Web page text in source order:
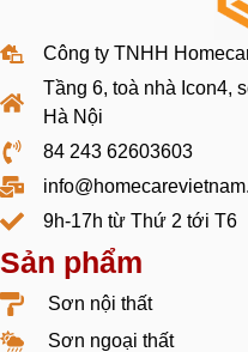
Công ty TNHH
Tầng 6, toà nhà Icon4,
Hà Nội
84 243 62603603
9h-17h từ Thứ 2 tới T6
Sản phẩm
Sơn nội thất
Sơn ngoại thất